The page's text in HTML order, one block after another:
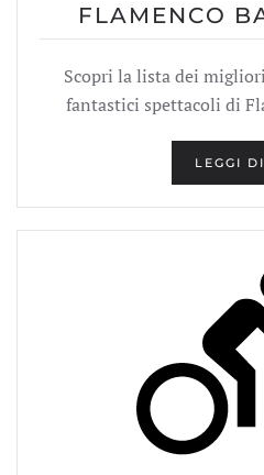
FLAMENCO
Scopri la lista dei
fantastici spettacoli di
LEGGI